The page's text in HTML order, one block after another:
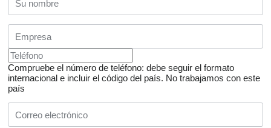
Compruebe el número de teléfono: debe seguir el formato
internacional e incluir el código del país. No trabajamos con este
país